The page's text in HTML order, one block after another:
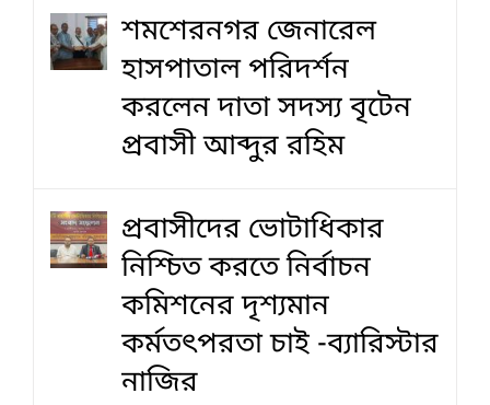
শমশেরনগর জেনারেল
হাসপাতাল পরিদর্শন
করলেন দাতা সদস্য বৃটেন
প্রবাসী আব্দুর রহিম
প্রবাসীদের ভোটাধিকার
নিশ্চিত করতে নির্বাচন
কমিশনের দৃশ‍্যমান
কর্মতৎপরতা চাই -ব্যারিস্টার
নাজির